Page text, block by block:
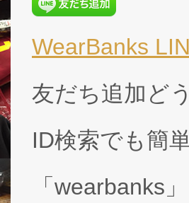
WearBanks
友だち追加ど
ID検索でも簡
「wearbanks